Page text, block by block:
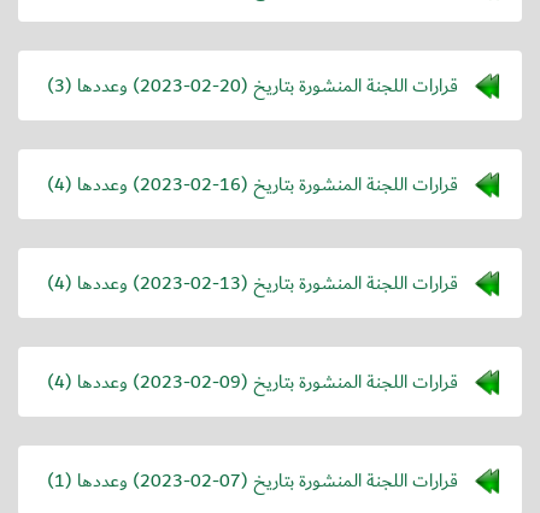
قرارات اللجنة المنشورة بتاريخ (2023-02-20) وعددها (3)
قرارات اللجنة المنشورة بتاريخ (2023-02-16) وعددها (4)
قرارات اللجنة المنشورة بتاريخ (2023-02-13) وعددها (4)
قرارات اللجنة المنشورة بتاريخ (2023-02-09) وعددها (4)
قرارات اللجنة المنشورة بتاريخ (2023-02-07) وعددها (1)